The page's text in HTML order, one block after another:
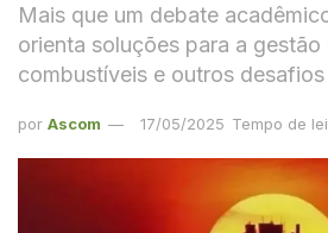
Mais que um debate
orienta soluções para a gestão
combustíveis e outros
por Ascom 17/05/2025 Tempo de